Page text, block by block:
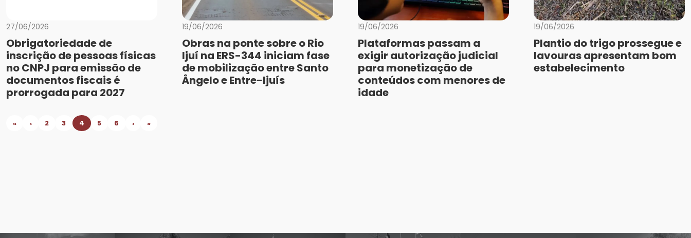
27/06/2026
Obrigatoriedade de
inscrição de pessoas físicas
no CNPJ para emissão de
documentos fiscais é
prorrogada para 2027
19/06/2026
Obras na ponte sobre o Rio
Ijuí na ERS-344 iniciam fase
de mobilização entre Santo
Ângelo e Entre-Ijuís
19/06/2026
Plataformas passam a
exigir autorização judicial
para monetização de
conteúdos com menores de
idade
19/06/2026
Plantio do trigo prossegue e
lavouras apresentam bom
estabelecimento
« ‹ 2 3 4 5 6 › »